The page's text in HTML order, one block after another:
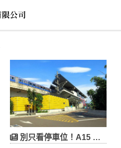
別只看停車位！A15 大園站正在長出「轉乘經濟圈」，工商不動產的下一個熱點